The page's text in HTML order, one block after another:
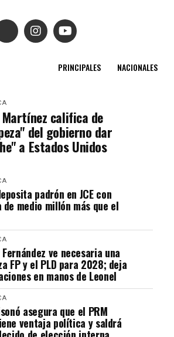
PRINCIPALES NACIONALES
califica de
del gobierno dar
a Estados Unidos
padrón en JCE con
de medio millón más que el
Fernández ve necesaria una
FP y el PLD para 2028; deja
en manos de Leonel
asegura que el PRM
ventaja política y saldrá